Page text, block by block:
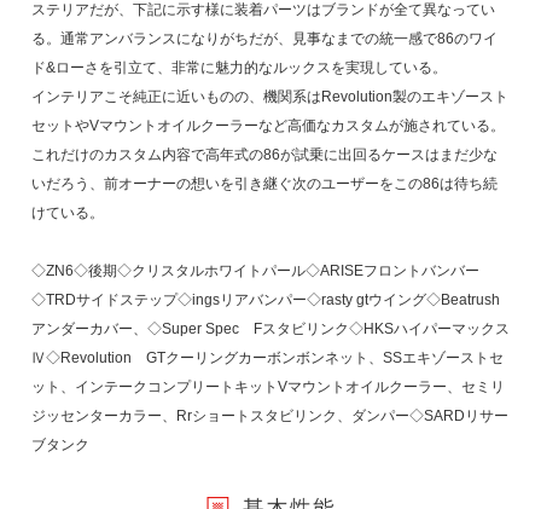
ステリアだが、下記に示す様に装着パーツはブランドが全て異なってい
る。通常アンバランスになりがちだが、見事なまでの統一感で86のワイ
ド&ローさを引立て、非常に魅力的なルックスを実現している。
インテリアこそ純正に近いものの、機関系はRevolution製のエキゾースト
セットやVマウントオイルクーラーなど高価なカスタムが施されている。
これだけのカスタム内容で高年式の86が試乗に出回るケースはまだ少な
いだろう、前オーナーの想いを引き継ぐ次のユーザーをこの86は待ち続
けている。
◇ZN6◇後期◇クリスタルホワイトパール◇ARISEフロントバンバー
◇TRDサイドステップ◇ingsリアバンパー◇rasty gtウイング◇Beatrush
アンダーカバー、◇Super Spec Fスタビリンク◇HKSハイパーマックス
Ⅳ◇Revolution GTクーリングカーボンボンネット、SSエキゾーストセ
ット、インテークコンプリートキットVマウントオイルクーラー、セミリ
ジッセンターカラー、Rrショートスタビリンク、ダンパー◇SARDリサー
ブタンク